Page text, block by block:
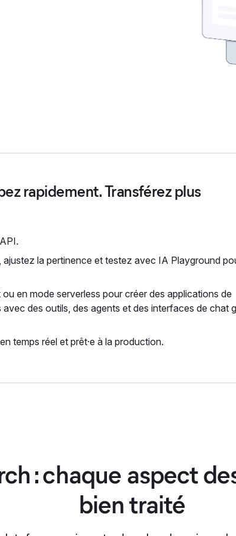
rapidement. Transférez plus
la pertinence et testez avec IA Playground
en mode serverless pour créer des applications de
des outils, des agents et des interfaces de chat
temps réel et prêt·e à la production.
: chaque aspect
bien traité